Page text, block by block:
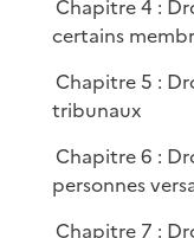
r
Chapitre 4 :
certains
Chapitre 5 :
tribunaux
Chapitre 6 :
personnes
Chapitre 7 :